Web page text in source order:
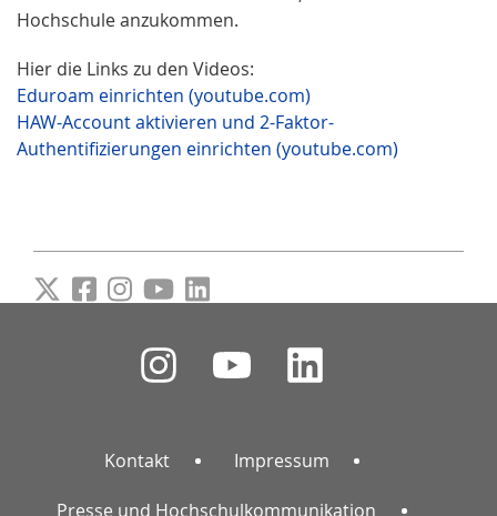
Hochschule anzukommen.
Hier die Links zu den Videos:
Eduroam einrichten (youtube.com)
HAW-Account aktivieren und 2-Faktor-
Authentifizierungen einrichten (youtube.com)
Kontakt Impressum
Presse und Hochschulkommunikation